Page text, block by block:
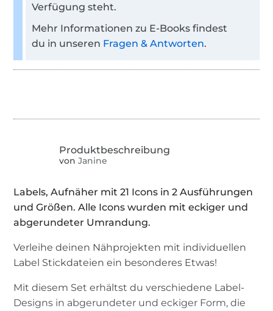
Verfügung steht.
Mehr Informationen zu E-Books findest
du in unseren Fragen & Antworten.
von Janine
Labels, Aufnäher mit 21 Icons in 2 Ausführungen
und Größen. Alle Icons wurden mit eckiger und
abgerundeter Umrandung.
Verleihe deinen Nähprojekten mit individuellen
Label Stickdateien ein besonderes Etwas!
Mit diesem Set erhältst du verschiedene Label-
Designs in abgerundeter und eckiger Form, die